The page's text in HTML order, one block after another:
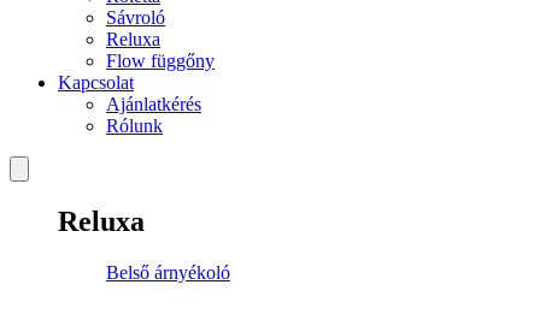
Sávroló
Reluxa
Flow függőny
Kapcsolat
Ajánlatkérés
Rólunk
Reluxa
Belső árnyékoló